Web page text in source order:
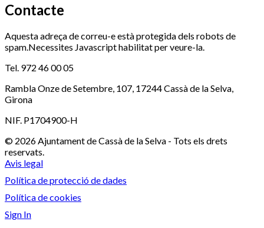
Contacte
Aquesta adreça de correu-e està protegida dels robots de
spam.Necessites Javascript habilitat per veure-la.
Tel. 972 46 00 05
Rambla Onze de Setembre, 107, 17244 Cassà de la Selva,
Girona
NIF. P1704900-H
© 2026 Ajuntament de Cassà de la Selva - Tots els drets
reservats.
Avis legal
Política de protecció de dades
Política de cookies
Sign In